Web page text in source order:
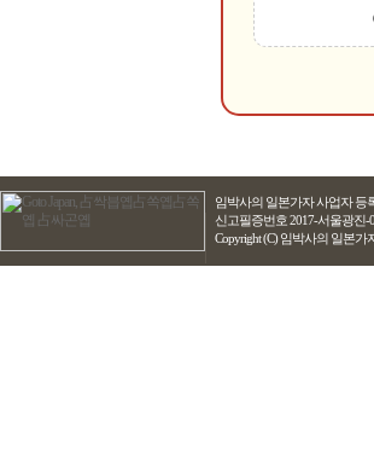
임박사의 일본가자사업자 등
신고필증번호 2017-서울광진-
Copyright (C) 임박사의 일본가